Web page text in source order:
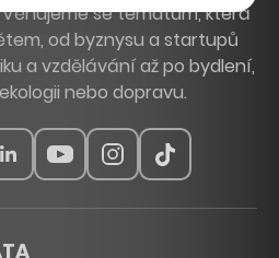
se tématům, která
od byznysu a startupů
a vzdělávání až po bydlení,
nebo dopravu.